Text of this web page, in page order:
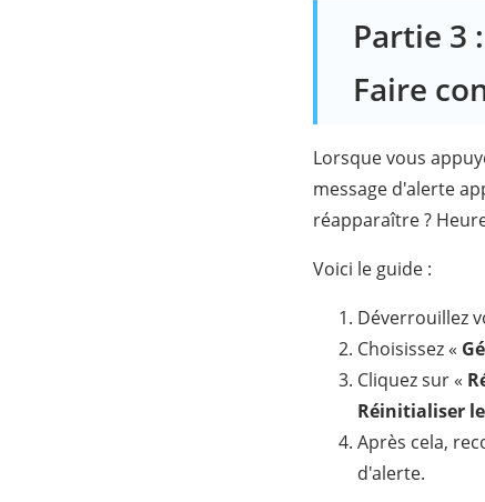
Partie 3
Faire
Lorsque vous
message d'alerte
réapparaître ?
Voici le guide :
Déverrouillez
Choisissez «
Cliquez sur «
Réinitialiser
Après cela,
d'alerte.